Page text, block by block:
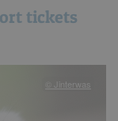
tickets
© Jinterwas